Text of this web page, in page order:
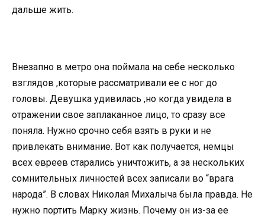
дальше жить.
Внезапно в метро она поймала на себе несколько
взглядов ,которые рассматривали ее с ног до
головы. Девушка удивилась ,но когда увидела в
отражении свое заплаканное лицо, то сразу все
поняла. Нужно срочно себя взять в руки и не
привлекать внимание. Вот как получается, немцы
всех евреев старались уничтожить, а за нескольких
сомнительных личностей всех записали во “врага
народа”. В словах Николая Михалыча была правда. Не
нужно портить Марку жизнь. Почему он из-за ее